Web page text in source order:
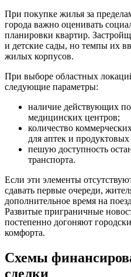
При покупке жилья за
города важно оценивать
планировки квартир.
и детские сады, но темпы их
жилых корпусов.
При выборе областных
следующие параметры:
наличие действующих
медицинских центров;
количество
для аптек и продуктовых
пешую доступность
транспорта.
Если эти элементы
сдавать первые очереди,
дополнительное время на
Развитые приграничные
постепенно догоняют
комфорта.
Схемы
сделки